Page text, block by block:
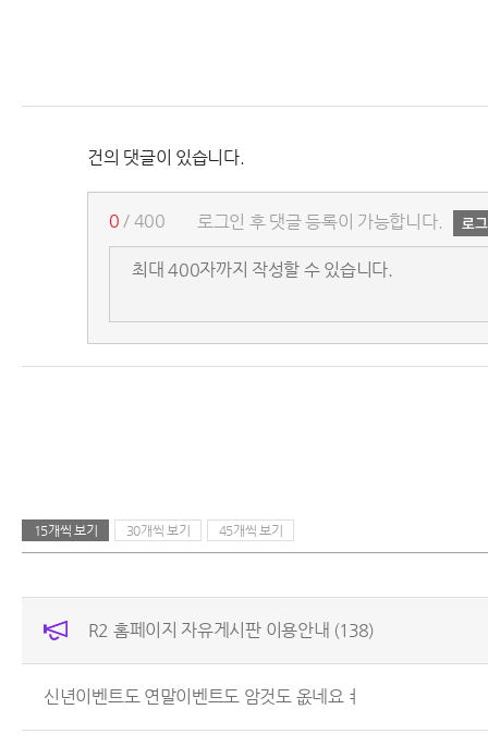
건의 댓글이 있습니다.
로그인 후 댓글 등록이 가능합니다.
0 / 400
15개씩 보기 30개씩 보기 45개씩 보기
R2 홈페이지 자유게시판 이용안내 (138)
신년이벤트도 연말이벤트도 암것도 옶네요ㅕ